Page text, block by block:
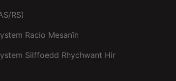
RS)
Racio Mesanîn
Silffoedd Rhychwant Hir